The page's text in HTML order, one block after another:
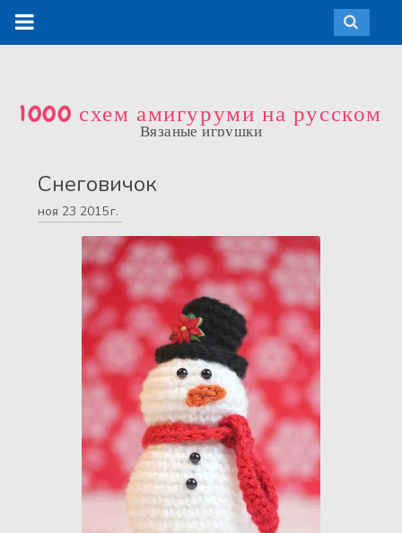
1000 схем амигуруми на русском
Вязаные игрушки
Снеговичок
ноя 23 2015 г.